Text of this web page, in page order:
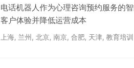
电话机器人作为心理咨询预约服务的
客户体验并降低运营成本
上海, 兰州, 北京, 南京, 合肥, 天津, 教育培训